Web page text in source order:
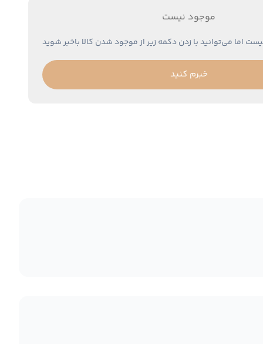
موجود نیست
اما می‌توانید با زدن دکمه زیر از موجود شدن کالا باخبر شوید
خبرم کنید